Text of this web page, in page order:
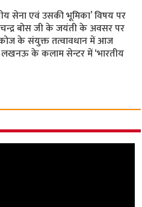
सेना एवं उसकी भूमिका’ विषय पर
बोस जी के जयंती के अवसर पर
के संयुक्त तत्वावधान में आज
लखनऊ के कलाम सेन्टर में ‘भारतीय